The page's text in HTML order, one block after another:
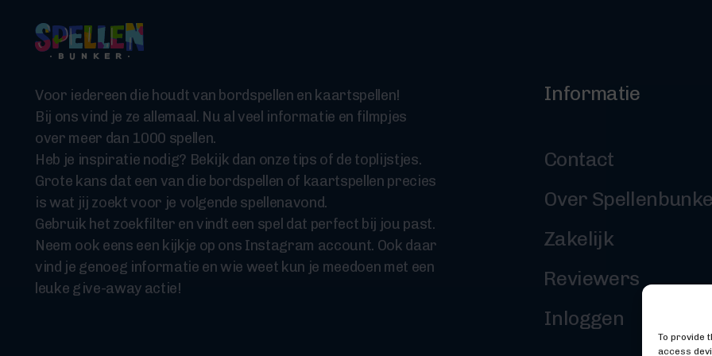
To provide
access
Voor iedereen die houdt van bordspellen en kaartspellen!
Bij ons vind je ze allemaal. Nu al veel informatie en filmpjes
over meer dan 1000 spellen.
Heb je inspiratie nodig? Bekijk dan onze tips of de toplijstjes.
Grote kans dat een van die bordspellen of kaartspellen precies
is wat jij zoekt voor je volgende spellenavond.
Gebruik het zoekfilter en vindt een spel dat perfect bij jou past.
Neem ook eens een kijkje op ons Instagram account. Ook daar
vind je genoeg informatie en wie weet kun je meedoen met een
leuke give-away actie!
Informatie
Contact
Over
Zakelijk
Reviewers
Inloggen